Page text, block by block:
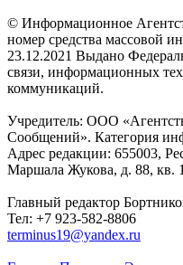
© Информационное
номер средства массовой
23.12.2021 Выдано
связи, информационных
коммуникаций.
Учредитель: ООО
Сообщений». Категория
Адрес редакции: 655003,
Маршала Жукова, д. 88, кв.
Главный редактор
Тел: +7 923-582-8806
terminus19@yandex.ru